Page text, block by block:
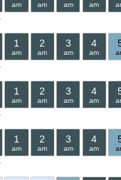
am am am am
1
am
2
am
3
am
4
am
1
am
2
am
3
am
4
am
1
am
2
am
3
am
4
am